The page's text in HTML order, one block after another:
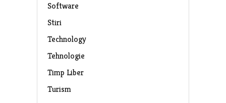
Software
Stiri
Technology
Tehnologie
Timp Liber
Turism